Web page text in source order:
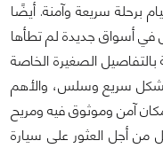
برحلة سريعة وآمنة. أيضًا
في أسواق جديدة لم تطأها
الصغيرة الخاصة
بشكل سريع وسلس، والأهم
آمن وموثوق فيه ومريح
من أجل العثور على سيارة